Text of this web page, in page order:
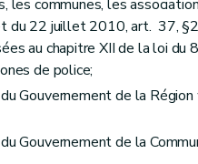
Jeunes dans les petites
les communes, les
du 22 juillet 2010, art. 37,
au chapitre XII de la loi
de police;
Gouvernement de la
Gouvernement de la